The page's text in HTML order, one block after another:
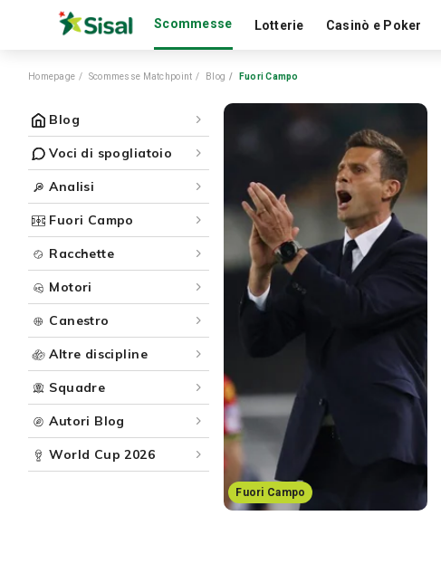
Scommesse Lotterie Casinò e Poker
Homepage Scommesse Matchpoint Blog Fuori Campo
Blog
Voci di spogliatoio
Analisi
Fuori Campo
Racchette
Motori
Canestro
Altre discipline
Squadre
Autori Blog
World Cup 2026
Fuori Campo